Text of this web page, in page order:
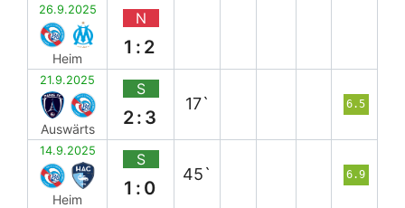
26.9.2025
Heim
N
1:2
21.9.2025
Auswärts
S
2:3
17` 6.5
14.9.2025
Heim
S
1:0
45` 6.9